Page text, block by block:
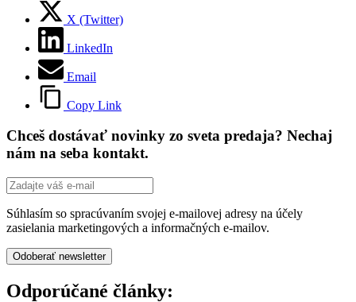
X (Twitter)
LinkedIn
Email
Copy Link
Chceš dostávať novinky zo sveta predaja? Nechaj
nám na seba kontakt.
Súhlasím so spracúvaním svojej e-mailovej adresy na účely
zasielania marketingových a informačných e-mailov.
Odporúčané články: